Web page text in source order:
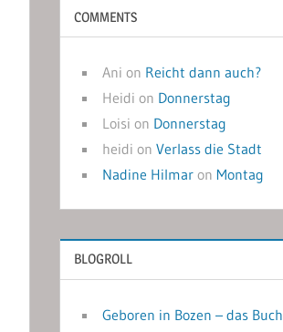
COMMENTS
Ani on Reicht dann auch?
Heidi on Donnerstag
Loisi on Donnerstag
heidi onVerlass die Stadt
Nadine Hilmar onMontag
BLOGROLL
Geboren in Bozen – das Buch